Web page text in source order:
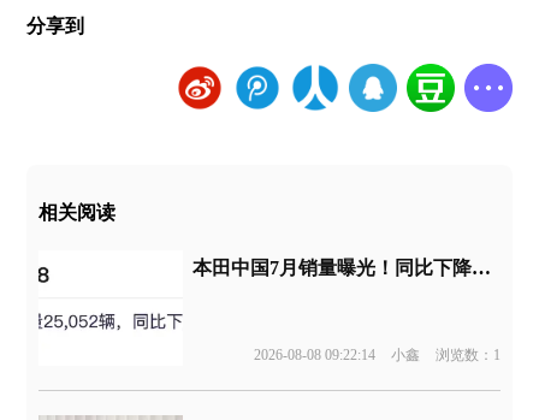
分享到
相关阅读
本田中国7月销量曝光！同比下降44%
2026-08-08 09:22:14 小鑫 浏览数：1